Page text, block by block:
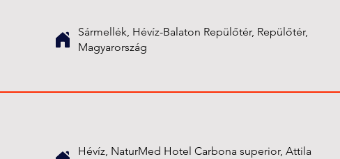
Sármellék, Hévíz-Balaton Repülőtér, Repülőtér,
Magyarország
Hévíz, NaturMed Hotel Carbona superior, Attila